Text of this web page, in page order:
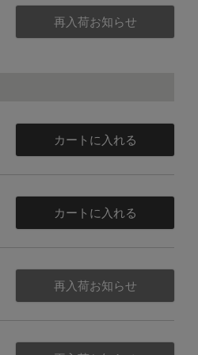
再入荷お知らせ
カートに入れる
カートに入れる
再入荷お知らせ